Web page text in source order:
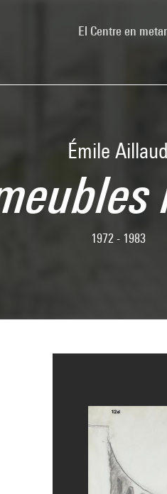
El Centre en
Émile Aillaud
1972 - 1983